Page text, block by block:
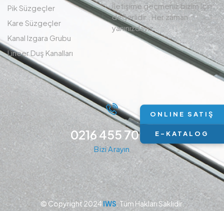
Pik Süzgeçler
Kare Süzgeçler
Kanal Izgara Grubu
Lineer Duş Kanalları
İletişime geçmeniz bizim için
değerlidir , Her zaman
yanınızdayız.
0216 455 7094
Bizi Arayın
© Copyright 2024IWS . Tüm Hakları Saklıdır.
ONLINE SATIŞ
E-KATALOG